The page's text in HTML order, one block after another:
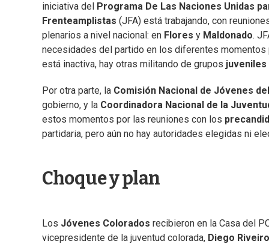
iniciativa del
Programa De Las Naciones Unidas
Frenteamplistas (JFA) está trabajando, con
plenarios a nivel nacional: en Flores y Maldonado.
necesidades del partido en los diferentes momentos
está inactiva, hay otras militando de grupos
Por otra parte, la Comisión Nacional de Jóvenes del
gobierno, y la Coordinadora Nacional de la
estos momentos por las reuniones con los
partidaria, pero aún no hay autoridades elegidas ni
Choque y plan
Los Jóvenes Colorados recibieron en la Casa del
vicepresidente de la juventud colorada, Diego Riveiro